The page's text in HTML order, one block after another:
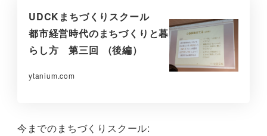
UDCKまちづくりスクール
都市経営時代のまちづくりと暮
らし方 第三回 (後編）
ytanium.com
今までのまちづくりスクール: